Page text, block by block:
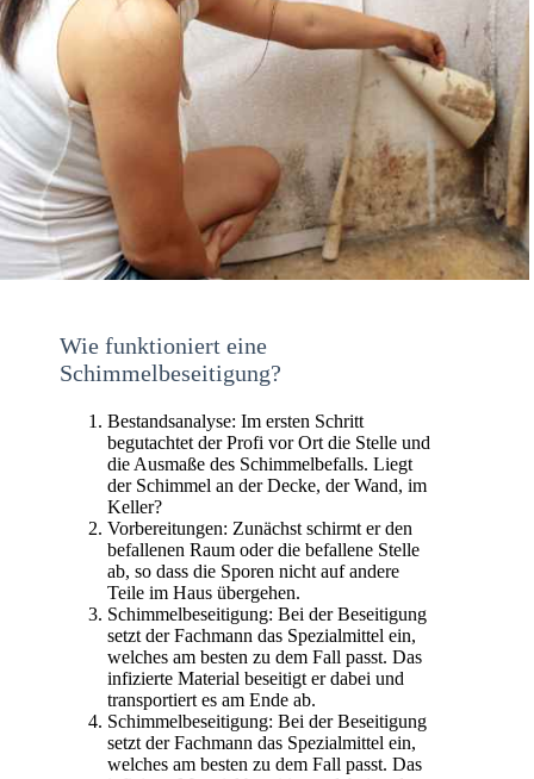
Wie funktioniert eine
Schimmelbeseitigung?
Bestandsanalyse: Im ersten Schritt
begutachtet der Profi vor Ort die Stelle und
die Ausmaße des Schimmelbefalls. Liegt
der Schimmel an der Decke, der Wand, im
Keller?
Vorbereitungen: Zunächst schirmt er den
befallenen Raum oder die befallene Stelle
ab, so dass die Sporen nicht auf andere
Teile im Haus übergehen.
Schimmelbeseitigung: Bei der Beseitigung
setzt der Fachmann das Spezialmittel ein,
welches am besten zu dem Fall passt. Das
infizierte Material beseitigt er dabei und
transportiert es am Ende ab.
Schimmelbeseitigung: Bei der Beseitigung
setzt der Fachmann das Spezialmittel ein,
welches am besten zu dem Fall passt. Das